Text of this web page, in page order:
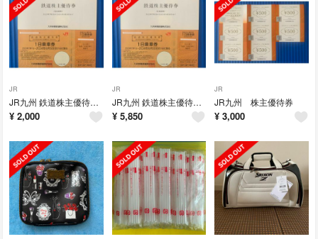
JR
JR九州 鉄道株主優待券 1枚より
¥ 2,000
JR
JR九州 鉄道株主優待券 3枚
¥ 5,850
JR
JR九州 株主優待券
¥ 3,000